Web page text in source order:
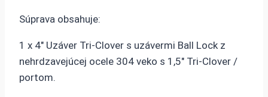
Súprava obsahuje:
1 x 4″ Uzáver Tri-Clover s uzávermi Ball Lock z
nehrdzavejúcej ocele 304 veko s 1,5″ Tri-Clover /
portom.